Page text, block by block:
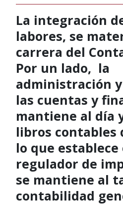
La integración
labores, se
carrera del
Por un lado, la
administración
las cuentas y
mantiene al día
libros contables
lo que
regulador de
se mantiene al
contabilidad